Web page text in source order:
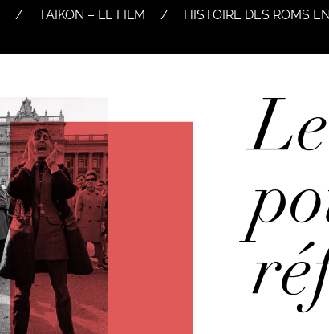
TAIKON – LE FILM HISTOIRE DES ROMS